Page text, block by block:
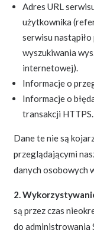
Adres URL
użytkownika
serwisu
wyszukiwania
internetowej).
Informacje o
Informacje o
transakcji HTTPS.
Dane te nie są
przeglądającymi
danych osobowych
2.
są przez czas
do administrowania